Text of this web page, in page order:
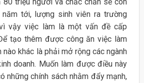
tới, lượng sinh viên ra trường
vậy việc làm là một vấn đề cấp
tạo thêm được công ăn việc làm
nào khác là phải mở rộng các ngành
doanh. Muốn làm được điều này
những chính sách nhằm đẩy mạnh,